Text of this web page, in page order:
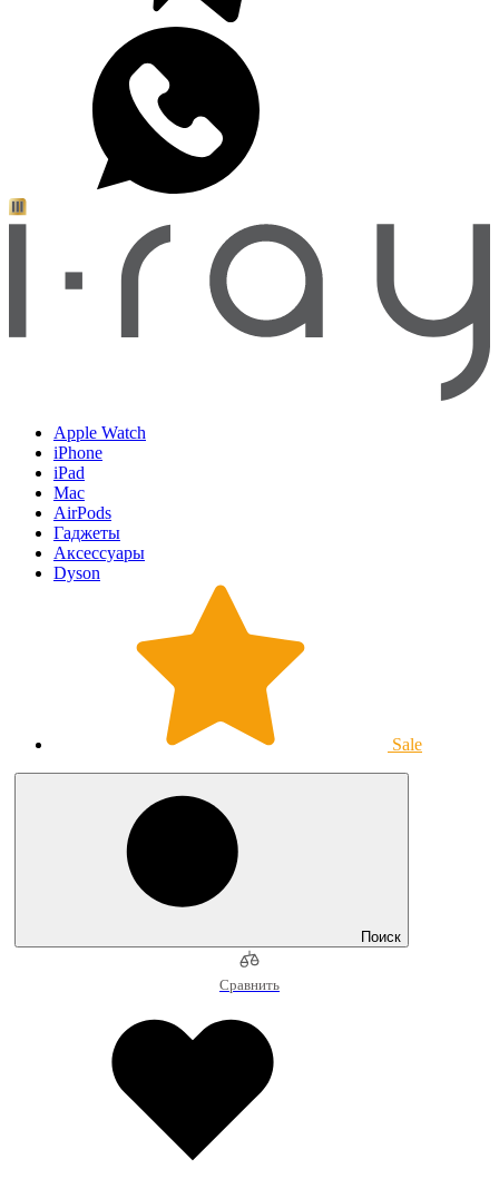
Apple Watch
iPhone
iPad
Mac
AirPods
Гаджеты
Аксессуары
Dyson
Sale
Поиск
Сравнить